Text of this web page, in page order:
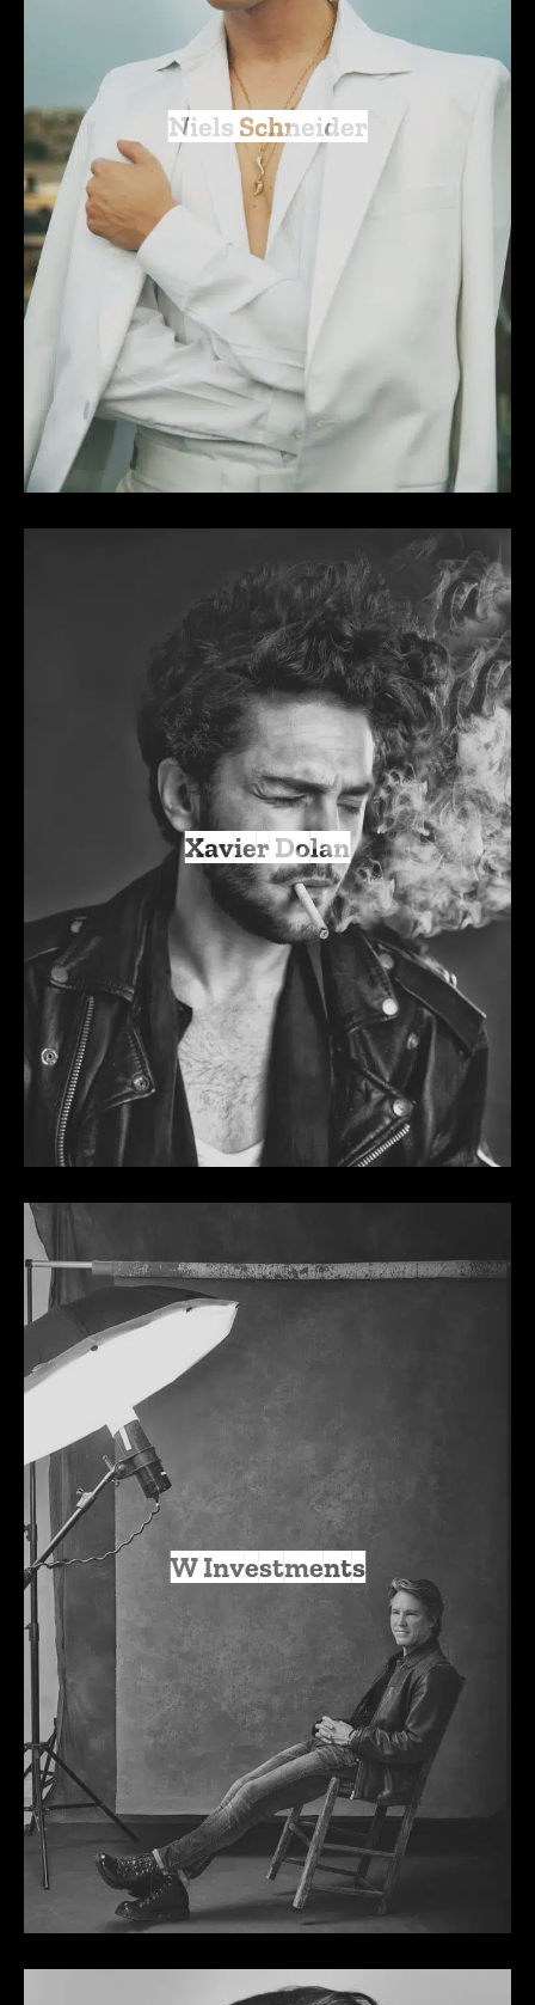
Niels Schneider
Xavier Dolan
W Investments